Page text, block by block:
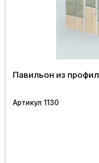
Павильон из
Артикул 1130